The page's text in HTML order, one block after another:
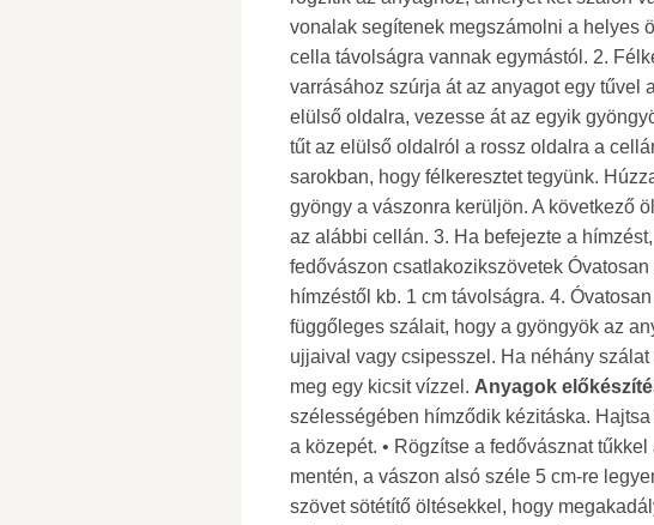
vonalak segítenek megszámolni a helyes
cella távolságra vannak egymástól. 2.
varrásához szúrja át az anyagot egy tűvel
elülső oldalra, vezesse át az egyik
tűt az elülső oldalról a rossz oldalra a
sarokban, hogy félkeresztet tegyünk.
gyöngy a vászonra kerüljön. A következő
az alábbi cellán. 3. Ha befejezte a
fedővászon csatlakozikszövetek
hímzéstől kb. 1 cm távolságra. 4.
függőleges szálait, hogy a gyöngyök az
ujjaival vagy csipesszel. Ha néhány
meg egy kicsit vízzel. Anyagok
szélességében hímződik kézitáska.
a közepét. • Rögzítse a fedővásznat
mentén, a vászon alsó széle 5 cm-re
szövet sötétítő öltésekkel, hogy